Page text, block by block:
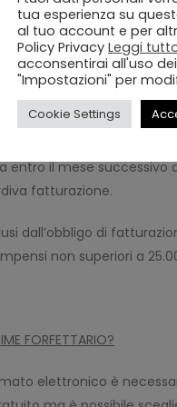
elettronica
che nel terzo
ai 12 giorni
il mese successivo
fatturazione.
dall’obbligo di
non superiori a
FORFETTARIO?
elettronico è
tua esperienza su
al tuo account e per
Policy Privacy Leggi
acconsentirai all'uso
"Impostazioni" per
Cookie Settings